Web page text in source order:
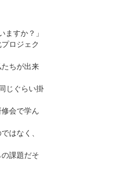
すか？」
ロジェク
ちが出来
じぐらい掛
会で学ん
はなく、
課題だそ